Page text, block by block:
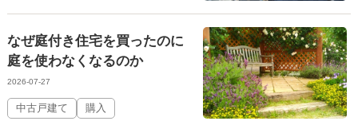
なぜ庭付き住宅を買ったのに
庭を使わなくなるのか
2026-07-27
中古戸建て 購入